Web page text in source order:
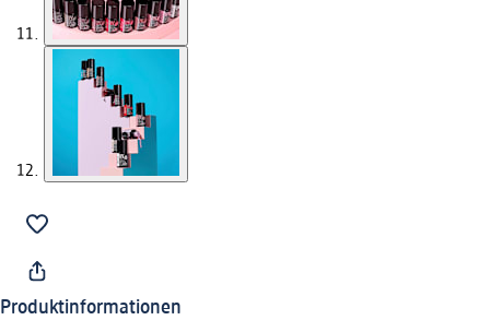
Produktinformationen